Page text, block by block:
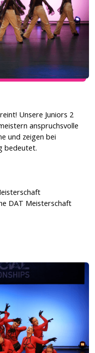
Unsere Juniors 2
anspruchsvolle
und zeigen bei
bedeutet.
DAT Meisterschaft